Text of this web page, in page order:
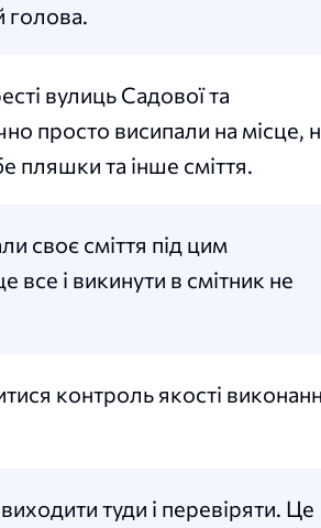
голова.
вулиць Садової та
просто висипали на місце,
пляшки та інше сміття.
своє сміття під цим
все і викинути в смітник не
контроль якості
туди і перевіряти. Це